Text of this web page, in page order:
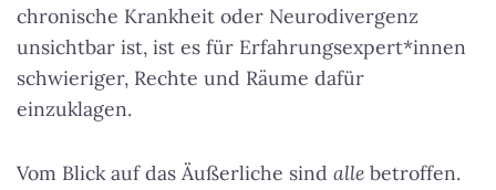
chronische Krankheit oder Neurodivergenz
unsichtbar ist, ist es für Erfahrungsexpert*innen
schwieriger, Rechte und Räume dafür
einzuklagen.
Vom Blick auf das Äußerliche sind alle betroffen.